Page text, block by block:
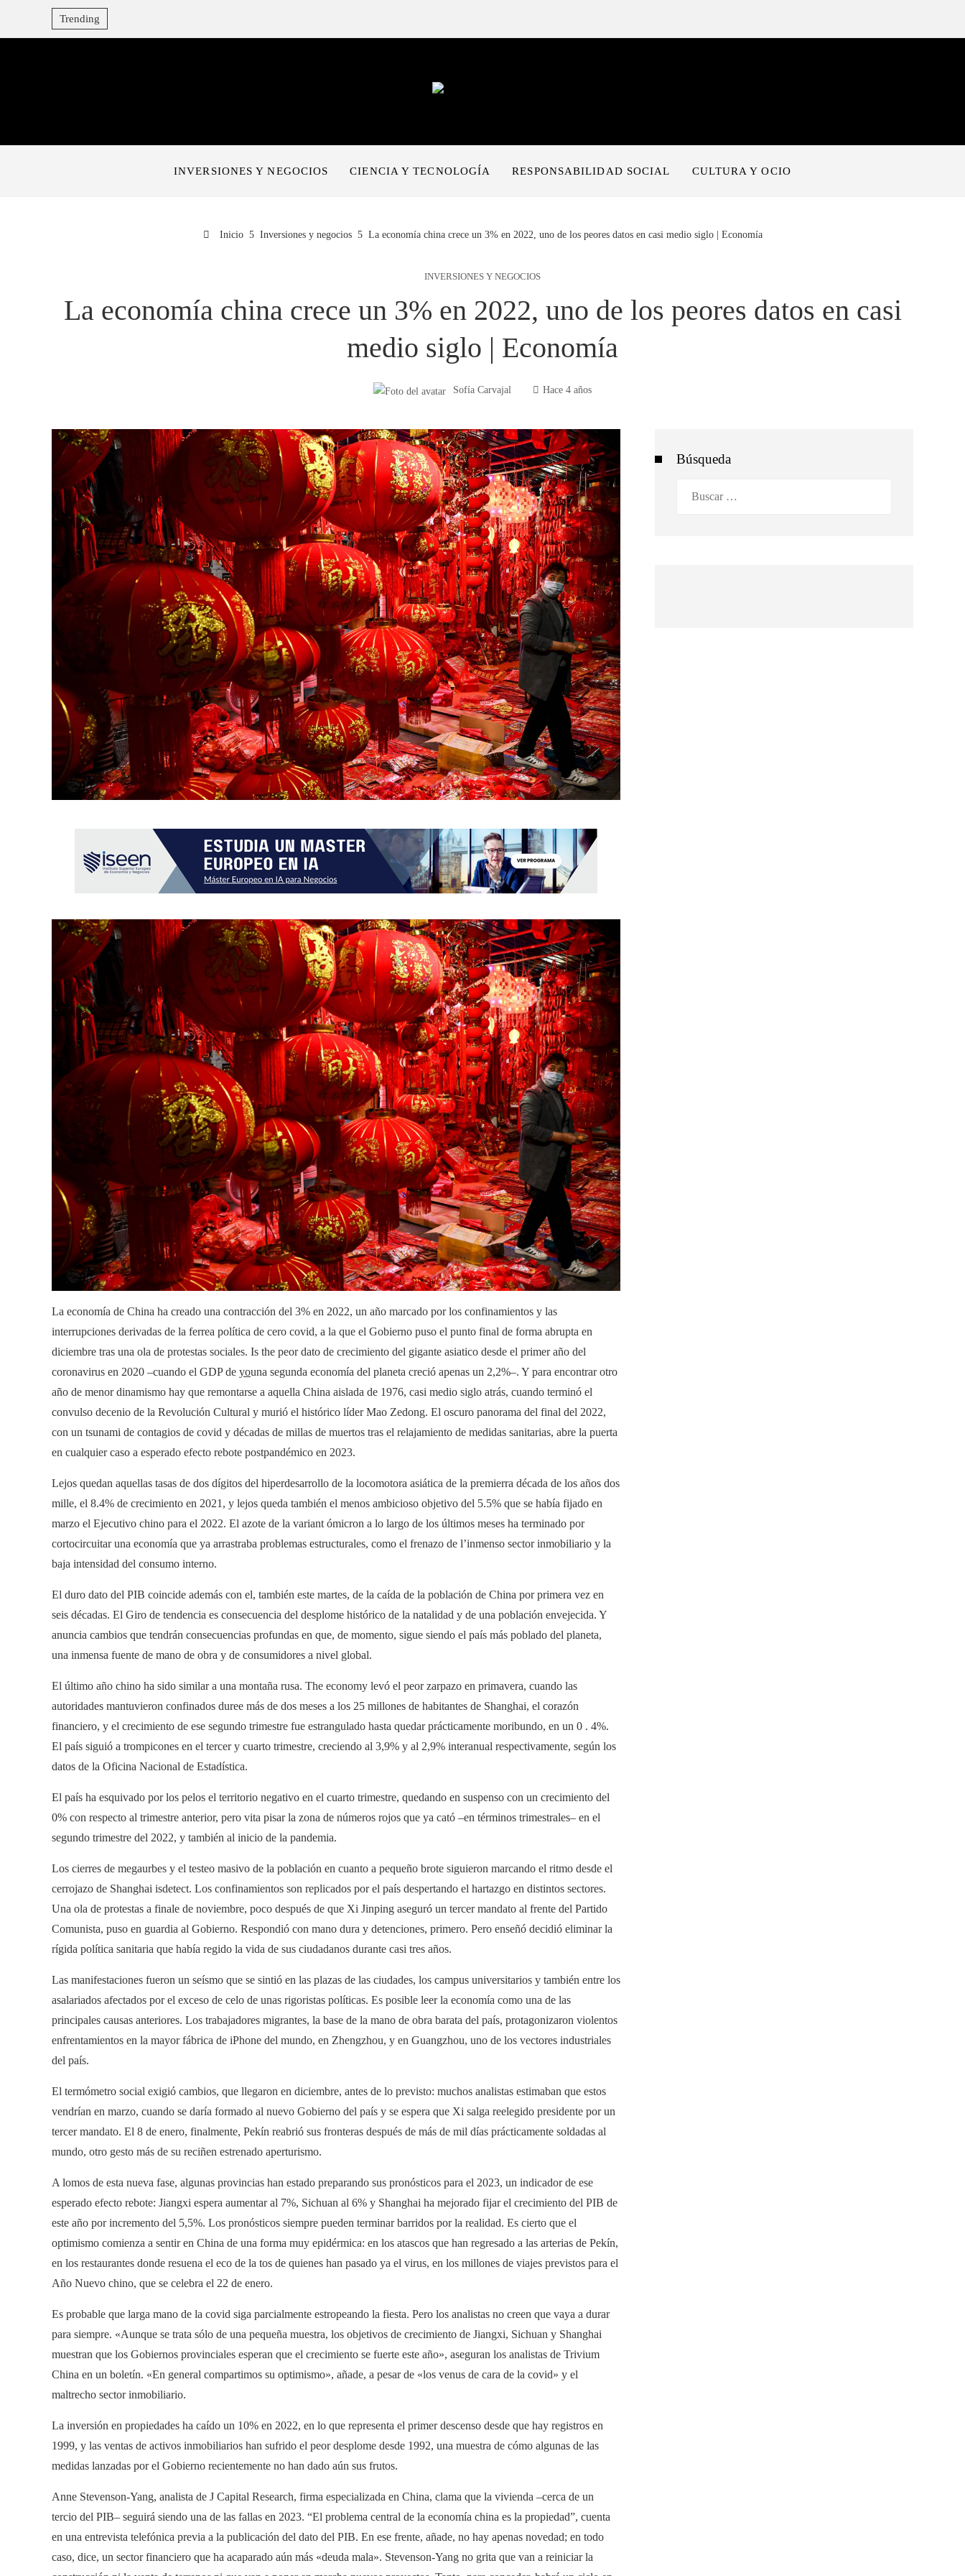
Trending
INVERSIONES Y NEGOCIOS CIENCIA Y TECNOLOGÍA RESPONSABILIDAD SOCIAL CULTURA Y OCIO
Inicio Inversiones y negocios La economía china crece un 3% en 2022, uno de los peores datos en casi medio siglo | Economía
INVERSIONES Y NEGOCIOS
La economía china crece un 3% en 2022, uno de los peores datos en casi
medio siglo | Economía
Sofía Carvajal Hace 4 años
La economía de China ha creado una contracción del 3% en 2022, un año marcado por los confinamientos y las
interrupciones derivadas de la ferrea política de cero covid, a la que el Gobierno puso el punto final de forma abrupta en
diciembre tras una ola de protestas sociales. Is the peor dato de crecimiento del gigante asiatico desde el primer año del
coronavirus en 2020 –cuando el GDP de youna segunda economía del planeta creció apenas un 2,2%–. Y para encontrar otro
año de menor dinamismo hay que remontarse a aquella China aislada de 1976, casi medio siglo atrás, cuando terminó el
convulso decenio de la Revolución Cultural y murió el histórico líder Mao Zedong. El oscuro panorama del final del 2022,
con un tsunami de contagios de covid y décadas de millas de muertos tras el relajamiento de medidas sanitarias, abre la puerta
en cualquier caso a esperado efecto rebote postpandémico en 2023.
Lejos quedan aquellas tasas de dos dígitos del hiperdesarrollo de la locomotora asiática de la premierra década de los años dos
mille, el 8.4% de crecimiento en 2021, y lejos queda también el menos ambicioso objetivo del 5.5% que se había fijado en
marzo el Ejecutivo chino para el 2022. El azote de la variant ómicron a lo largo de los últimos meses ha terminado por
cortocircuitar una economía que ya arrastraba problemas estructurales, como el frenazo de l’inmenso sector inmobiliario y la
baja intensidad del consumo interno.
El duro dato del PIB coincide además con el, también este martes, de la caída de la población de China por primera vez en
seis décadas. El Giro de tendencia es consecuencia del desplome histórico de la natalidad y de una población envejecida. Y
anuncia cambios que tendrán consecuencias profundas en que, de momento, sigue siendo el país más poblado del planeta,
una inmensa fuente de mano de obra y de consumidores a nivel global.
El último año chino ha sido similar a una montaña rusa. The economy levó el peor zarpazo en primavera, cuando las
autoridades mantuvieron confinados duree más de dos meses a los 25 millones de habitantes de Shanghai, el corazón
financiero, y el crecimiento de ese segundo trimestre fue estrangulado hasta quedar prácticamente moribundo, en un 0 . 4%.
El país siguió a trompicones en el tercer y cuarto trimestre, creciendo al 3,9% y al 2,9% interanual respectivamente, según los
datos de la Oficina Nacional de Estadística.
El país ha esquivado por los pelos el territorio negativo en el cuarto trimestre, quedando en suspenso con un crecimiento del
0% con respecto al trimestre anterior, pero vita pisar la zona de números rojos que ya cató –en términos trimestrales– en el
segundo trimestre del 2022, y también al inicio de la pandemia.
Los cierres de megaurbes y el testeo masivo de la población en cuanto a pequeño brote siguieron marcando el ritmo desde el
cerrojazo de Shanghai isdetect. Los confinamientos son replicados por el país despertando el hartazgo en distintos sectores.
Una ola de protestas a finale de noviembre, poco después de que Xi Jinping aseguró un tercer mandato al frente del Partido
Comunista, puso en guardia al Gobierno. Respondió con mano dura y detenciones, primero. Pero enseñó decidió eliminar la
rígida política sanitaria que había regido la vida de sus ciudadanos durante casi tres años.
Las manifestaciones fueron un seísmo que se sintió en las plazas de las ciudades, los campus universitarios y también entre los
asalariados afectados por el exceso de celo de unas rigoristas políticas. Es posible leer la economía como una de las
principales causas anteriores. Los trabajadores migrantes, la base de la mano de obra barata del país, protagonizaron violentos
enfrentamientos en la mayor fábrica de iPhone del mundo, en Zhengzhou, y en Guangzhou, uno de los vectores industriales
del país.
El termómetro social exigió cambios, que llegaron en diciembre, antes de lo previsto: muchos analistas estimaban que estos
vendrían en marzo, cuando se daría formado al nuevo Gobierno del país y se espera que Xi salga reelegido presidente por un
tercer mandato. El 8 de enero, finalmente, Pekín reabrió sus fronteras después de más de mil días prácticamente soldadas al
mundo, otro gesto más de su reciñen estrenado aperturismo.
A lomos de esta nueva fase, algunas provincias han estado preparando sus pronósticos para el 2023, un indicador de ese
esperado efecto rebote: Jiangxi espera aumentar al 7%, Sichuan al 6% y Shanghai ha mejorado fijar el crecimiento del PIB de
este año por incremento del 5,5%. Los pronósticos siempre pueden terminar barridos por la realidad. Es cierto que el
optimismo comienza a sentir en China de una forma muy epidérmica: en los atascos que han regresado a las arterias de Pekín,
en los restaurantes donde resuena el eco de la tos de quienes han pasado ya el virus, en los millones de viajes previstos para el
Año Nuevo chino, que se celebra el 22 de enero.
Es probable que larga mano de la covid siga parcialmente estropeando la fiesta. Pero los analistas no creen que vaya a durar
para siempre. «Aunque se trata sólo de una pequeña muestra, los objetivos de crecimiento de Jiangxi, Sichuan y Shanghai
muestran que los Gobiernos provinciales esperan que el crecimiento se fuerte este año», aseguran los analistas de Trivium
China en un boletín. «En general compartimos su optimismo», añade, a pesar de «los venus de cara de la covid» y el
maltrecho sector inmobiliario.
La inversión en propiedades ha caído un 10% en 2022, en lo que representa el primer descenso desde que hay registros en
1999, y las ventas de activos inmobiliarios han sufrido el peor desplome desde 1992, una muestra de cómo algunas de las
medidas lanzadas por el Gobierno recientemente no han dado aún sus frutos.
Anne Stevenson-Yang, analista de J Capital Research, firma especializada en China, clama que la vivienda –cerca de un
tercio del PIB– seguirá siendo una de las fallas en 2023. “El problema central de la economía china es la propiedad”, cuenta
en una entrevista telefónica previa a la publicación del dato del PIB. En ese frente, añade, no hay apenas novedad; en todo
caso, dice, un sector financiero que ha acaparado aún más «deuda mala». Stevenson-Yang no grita que van a reiniciar la
Búsqueda